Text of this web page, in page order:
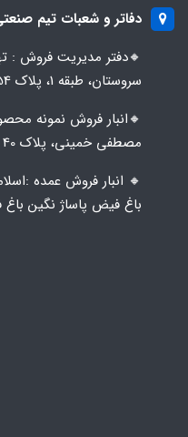
دفاتر و شعبات تیم
🔸️​​دفتر مدیریت فروش :
سروستان، طبقه 1، پلاک 54
🔸️​​انبار فروش نمونه
مصطفی خمینی، پلاک 40
🔸️ انبار فروش عمده
باغ فیض پاساژ نگین